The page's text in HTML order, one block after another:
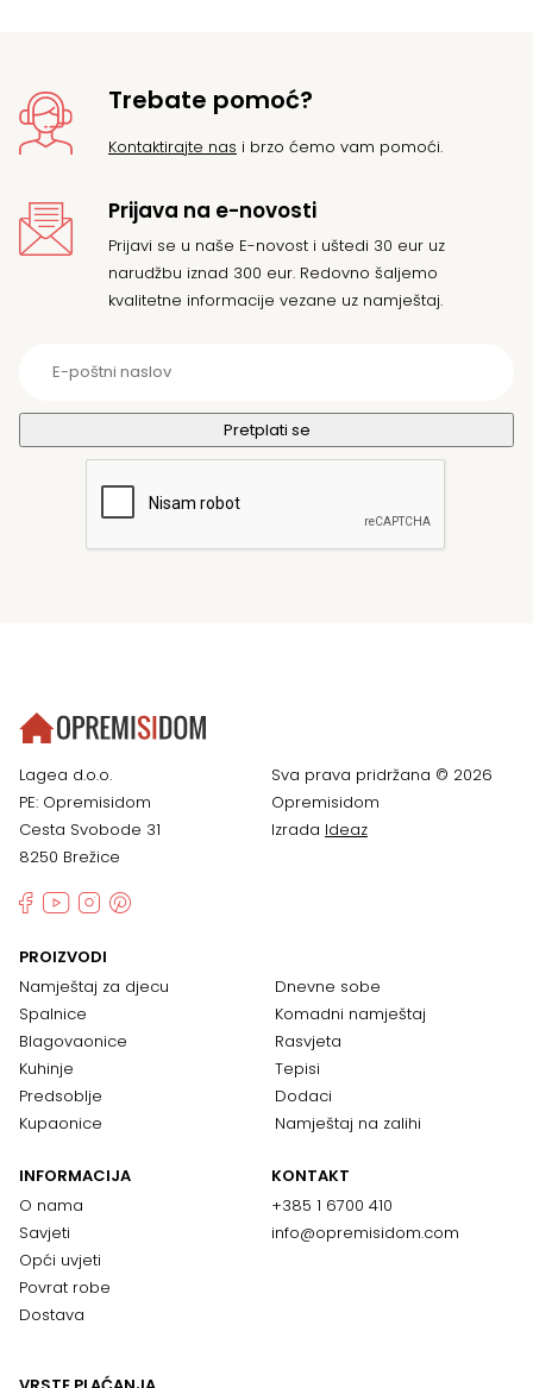
Trebate pomoć?
Kontaktirajte nas i brzo ćemo vam pomoći.
Prijava na e-novosti
Prijavi se u naše E-novost i uštedi 30 eur uz
narudžbu iznad 300 eur. Redovno šaljemo
kvalitetne informacije vezane uz namještaj.
Lagea d.o.o.
PE: Opremisidom
Cesta Svobode 31
8250 Brežice
Sva prava pridržana © 2026
Opremisidom
Izrada Ideaz
PROIZVODI
Namještaj za djecu
Spalnice
Blagovaonice
Kuhinje
Predsoblje
Kupaonice
Dnevne sobe
Komadni namještaj
Rasvjeta
Tepisi
Dodaci
Namještaj na zalihi
INFORMACIJA
O nama
Savjeti
Opći uvjeti
Povrat robe
Dostava
KONTAKT
+385 1 6700 410
info@opremisidom.com